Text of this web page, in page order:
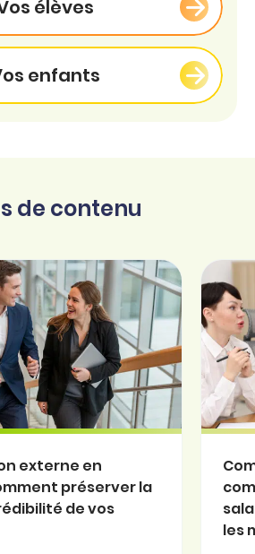
élèves
enfants
de contenu
externe en
préserver la
de vos
les